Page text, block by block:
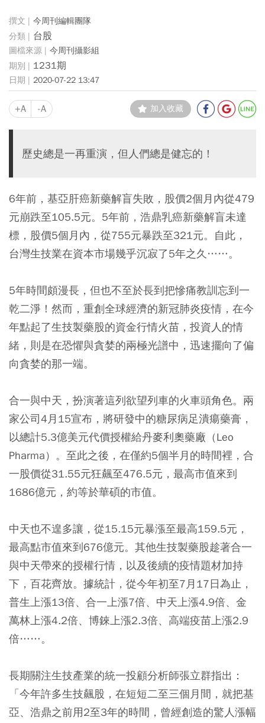
今周刊編輯團隊
台股
今周刊攝影組
1231期
2020-07-22 13:47
+A -A 加入收藏
歷史總是一再重演，但人們總是健忘的！
6年前，基亞肝癌新藥解盲失敗，股價2個月內從479
元崩跌至105.5元。5年前，浩鼎乳癌新藥解盲未達
標，股價5個月內，從755元暴跌至321元。自此，
台灣生技業在資本市場幾乎沉寂了5年之久……。
5年時間頗漫長，但也不至於長到把慘痛教訓忘到一
乾二淨！然而，重創全球經濟的新冠肺炎疫情，在今
年點起了生技製藥股的資金行情火苗，投資人的情
緒，則是在恐懼與貪婪的兩極光譜中，迅速擺向了偏
向貪婪的那一端。
合一與中天，扮演著這列欲望列車的火車頭角色。兩
家公司4月15宣布，將研發中的糖尿病足潰瘍藥膏，
以總計5.3億美元代價授權給丹麥利奧藥廠（Leo
Pharma）。至此之後，在僅約5個半月的時間裡，合
一股價從31.55元狂飆至476.5元，最高市值來到
1686億元，約等於華碩的市值。
中天也不遑多讓，從15.15元暴漲至最高159.5元，
最高點市值來到676億元。其他生技製藥股趁著合一
與中天帶來的授權行情，以及後續的疫情題材加持
下，百花齊放。據統計，從今年初至7月17日為止，
普生上漲13倍、合一上漲7倍、中天上漲4.9倍、金
萬林上漲4.2倍、博錸上漲2.3倍、高端疫苗上漲2.9
倍……。
長期關注生技產業的統一投顧分析師張立群指出：
「今年許多生技飆股，在短短二至三個月間，就把基
亞、浩鼎之前用2至3年的時間，曾經創造的驚人漲幅